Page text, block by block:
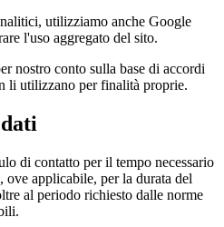
utilizziamo anche Google
l'uso aggregato del sito.
nostro conto sulla base di accordi
li utilizzano per finalità proprie.
di contatto per il tempo necessario
ove applicabile, per la durata del
al periodo richiesto dalle norme